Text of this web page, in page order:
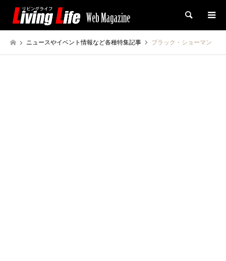
検索
ニュースやイベント情報など各種特集記事 ブラック・ショーマン